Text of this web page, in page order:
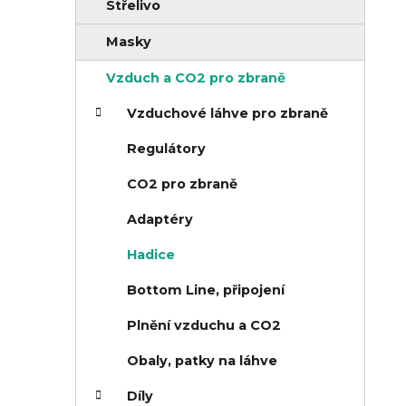
n
r
i
Střelivo
Masky
Vzduch a CO2 pro zbraně
Vzduchové láhve pro zbraně
Regulátory
CO2 pro zbraně
Adaptéry
Hadice
Bottom Line, připojení
Plnění vzduchu a CO2
Obaly, patky na láhve
Díly